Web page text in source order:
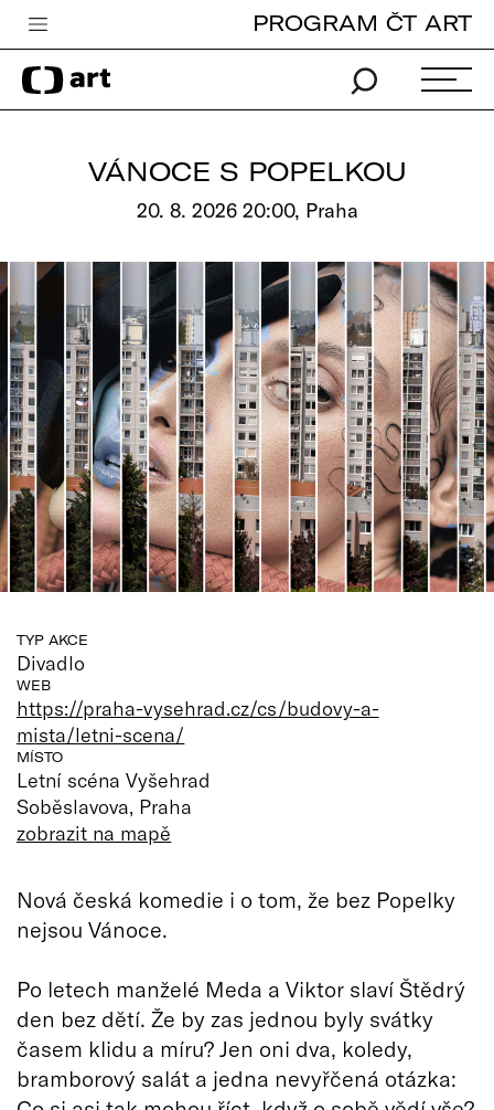
Česká televize
Zpravodajství
Pro děti
edu
Vše o ČT
PROGRAM ČT ART
VÁNOCE S POPELKOU
20. 8. 2026 20:00, Praha
TYP AKCE
Divadlo
WEB
https://praha-vysehrad.cz/cs/budovy-a-
mista/letni-scena/
MÍSTO
Letní scéna Vyšehrad
Soběslavova, Praha
zobrazit na mapě
Nová česká komedie i o tom, že bez Popelky
nejsou Vánoce.
Po letech manželé Meda a Viktor slaví Štědrý
den bez dětí. Že by zas jednou byly svátky
časem klidu a míru? Jen oni dva, koledy,
bramborový salát a jedna nevyřčená otázka: